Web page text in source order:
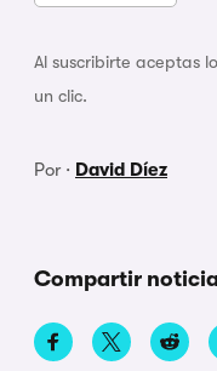
Al suscribirte aceptas
un clic.
Por · David Díez
Compartir noticia